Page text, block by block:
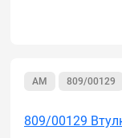
AM 809/00129
809/00129